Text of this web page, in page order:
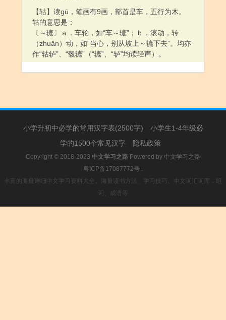
【轱】读gū，笔画有9画，部首是车，五行为木。
轱的意思是：
〔～辘〕ａ．车轮，如“车～辘”；ｂ．滚动，转
（zhuǎn）动，如“当心，别从坡上～辘下去”。均亦
作“轱轳”、“毂辘”（“辘”、“轳”均读轻声）。
小学升初中必学的常用汉字表(2500字)
小学生1-4年级必
学的1500个常见汉字
隐私政策
Copyright © 2018-2023 中文学习之路 Powered by 中文学习之路
粤ICP备17087772号 .
丰富的海量详细中文学习资料大全。海量读书方法、学习技巧、中文词汇词库，组
词、成语等